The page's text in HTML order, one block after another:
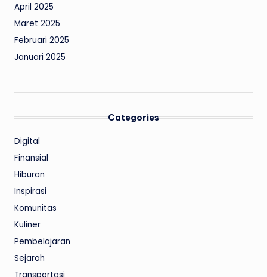
April 2025
Maret 2025
Februari 2025
Januari 2025
Categories
Digital
Finansial
Hiburan
Inspirasi
Komunitas
Kuliner
Pembelajaran
Sejarah
Transportasi